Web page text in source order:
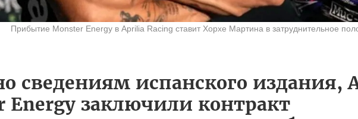
Прибытие Monster Energy в Aprilia Racing ставит Хорхе Мартина в затруднительное
сведениям испанского издания,
Energy заключили контракт